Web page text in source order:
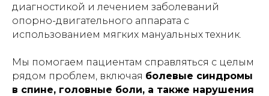
диагностикой и лечением заболеваний
опорно-двигательного аппарата с
использованием мягких мануальных техник.
Мы помогаем пациентам справляться с целым
рядом проблем, включая болевые синдромы
в спине, головные боли, а также нарушения